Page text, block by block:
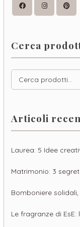
FacebookInstagram
Cerca
Cerca:
Articoli
Laurea: 5 Idee
Matrimonio: 3
Bomboniere
Le fragranze di EsE: